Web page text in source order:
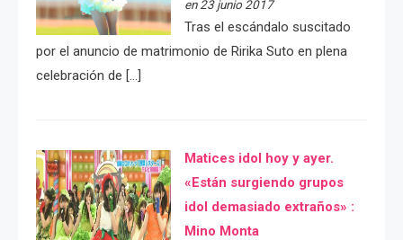
en 23 junio 2017
Tras el escándalo suscitado
por el anuncio de matrimonio de Ririka Suto en plena
celebración de […]
Matices idol hoy y ayer.
«Están surgiendo grupos
idol demasiado extraños» :
Mino Monta